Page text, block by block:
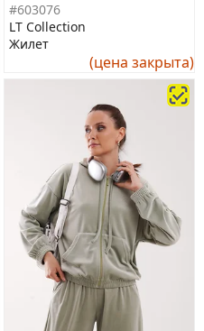
#603076
LT Collection
Жилет
(цена закрыта)